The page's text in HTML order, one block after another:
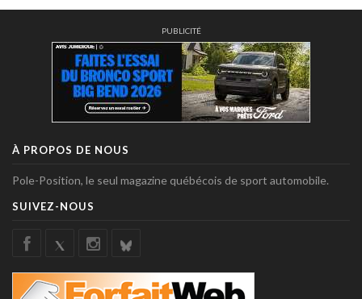
PUBLICITÉ
À PROPOS DE NOUS
Pole-Position, le seul magazine québécois de sport automobile.
SUIVEZ-NOUS